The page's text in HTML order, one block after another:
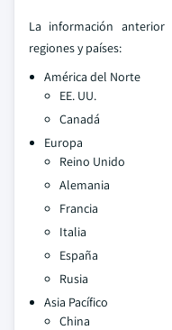
La información
regiones y países:
América del Norte
EE. UU.
Canadá
Europa
Reino Unido
Alemania
Francia
Italia
España
Rusia
Asia Pacífico
China